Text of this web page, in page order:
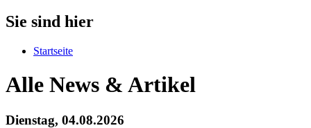
Sie sind hier
Startseite
Alle News & Artikel
Dienstag, 04.08.2026